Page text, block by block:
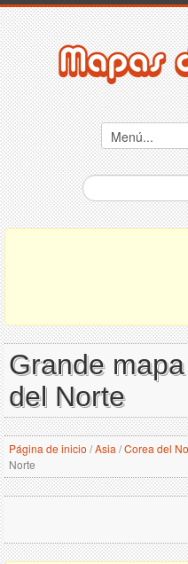
Grande
del Norte
Página de inicio /Asia /Corea del
Norte